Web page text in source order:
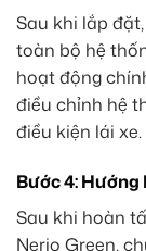
Sau khi lắp
toàn bộ hệ
hoạt động
điều chỉnh hệ
điều kiện lái xe.
Bước 4: Hướng
Sau khi hoàn
Nerio Green,